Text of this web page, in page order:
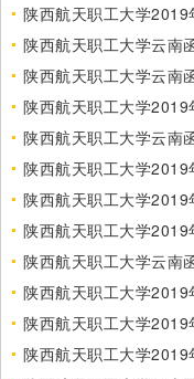
陕西航天职工大学
陕西航天职工大学云南
陕西航天职工大学云南
陕西航天职工大学
陕西航天职工大学云南
陕西航天职工大学
陕西航天职工大学
陕西航天职工大学
陕西航天职工大学云南
陕西航天职工大学
陕西航天职工大学
陕西航天职工大学